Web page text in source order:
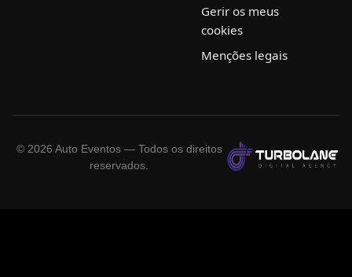
Gerir os meus
cookies
Menções legais
© 2026 Auto Eventos — Todos os direitos
reservados.